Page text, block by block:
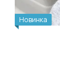
Новинка